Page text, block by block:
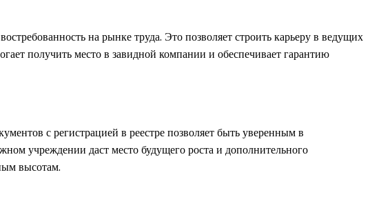
на рынке труда. Это позволяет строить карьеру в ведущих
получить место в завидной компании и обеспечивает гарантию
с регистрацией в реестре позволяет быть уверенным в
учреждении даст место будущего роста и дополнительного
высотам.